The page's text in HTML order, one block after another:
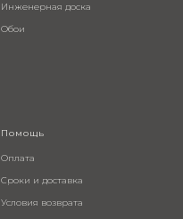
Инженерная доска
Обои
Помощь
Оплата
Сроки и доставка
Условия возврата